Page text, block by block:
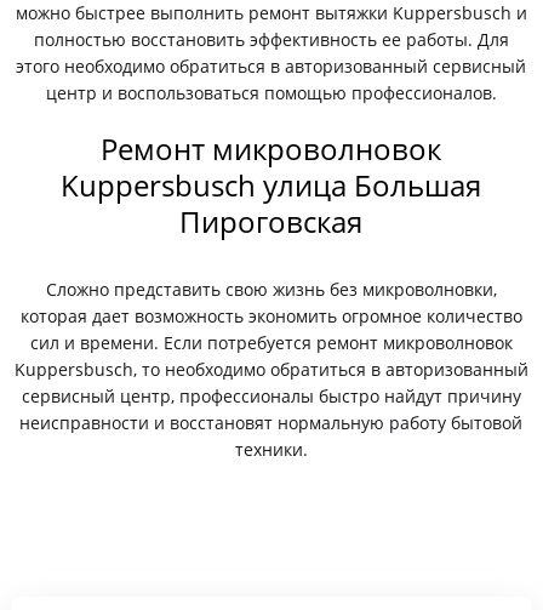
можно быстрее выполнить ремонт вытяжки Kuppersbusch и
полностью восстановить эффективность ее работы. Для
этого необходимо обратиться в авторизованный сервисный
центр и воспользоваться помощью профессионалов.
Ремонт микроволновок
Kuppersbusch улица Большая
Пироговская
Сложно представить свою жизнь без микроволновки,
которая дает возможность экономить огромное количество
сил и времени. Если потребуется ремонт микроволновок
Kuppersbusch, то необходимо обратиться в авторизованный
сервисный центр, профессионалы быстро найдут причину
неисправности и восстановят нормальную работу бытовой
техники.